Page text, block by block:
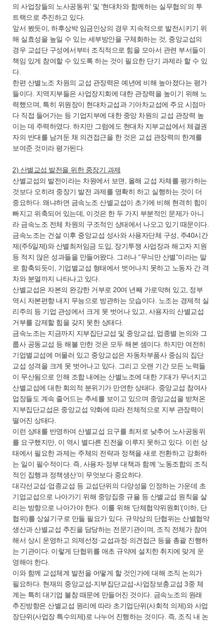
의 사업장들의 노사공동위’ 및 ‘현대차와 함께하는 실무협의’의 투
트랙으로 추진하고 있다.
앞서 봤듯이, 하후상박 임금인상의 경우 지속적으로 발전시키기 위
해 실효성을 높일 수 있는 세부방안을 구체화하는 것, 중앙교섭의
경우 교섭단 구성에서부터 조직적으로 힘을 모아서 관련 부서들이
책임 있게 참여할 수 있도록 하는 것이 필요한 단기 과제라 할 수 있
다.
한편 산별노조 차원의 교섭 관장력은 예년에 비해 높아졌다는 평가
들이다. 지역지부들은 사업장지회에 대한 관장력을 높이기 위해 노
력했으며, 특히 위원장이 현대차교섭과 기아차교섭에 주요 시점마
다 직접 들어가는 등 기업지부에 대한 중앙 차원의 교섭 관장력 높
이는 데 주력하였다. 하지만 그럼에도 현대차 지부교섭에서 체결권
자의 반대를 남겨둔 채 의견접근을 한 것은 교섭 관장력의 한계를
보여준 것이라 평가된다.
2) 산별교섭 발전을 위한 중장기 과제
산별교섭의 발전이라는 차원에서 보면, 올해 교섭 자체를 평가하는
것보다 오히려 중장기 발전 과제를 명확히 하고 실행하는 것이 더
중요하다. 왜냐하면 금속노조 산별교섭이 초기에 비해 현격히 힘이
빠지고 위축되어 있는데, 이것은 한 두 가지 부분적인 문제가 아니
라 금속노조 전체 차원의 구조적인 상태에서 나오고 있기 때문이다.
금속노조는 건설 이후 중앙교섭 성사와 사용자단체 구성, 주40시간
제(주5일제)와 산별최저임금 도입, 장기투쟁 사업장과 해고자 지원
등 적지 않은 성과들을 만들어왔다. 그러나 “무늬만 산별”이라는 말
로 함축되듯이, 기업별교섭 형태에서 벗어나지 못하고 노동자 간 격
차와 분열까지 나타나고 있다.
산별교섭은 자본의 완강한 거부로 20여 년째 가로막혀 있고, 정부
역시 자본편향 내지 무능으로 방관하는 모습이다. 노조는 경제적 실
리주의 등 기업 관성에서 크게 못 벗어나 있고, 사용자의 산별교섭
거부를 강제할 힘을 갖지 못한 상태다.
금속노조는 지금까지 지부집단교섭 및 중앙교섭, 업종별 논의와 그
룹사 공동교섭 등 해볼 만한 것은 모두 해본 셈이다. 하지만 여전히
기업별교섭에 머물러 있고 중앙교섭은 자동차부품사 중심의 집단
교섭 성격을 크게 못 벗어나고 있다. 그리고 오랜 기간 모든 노력들
이 무산됨으로 인해 조합 내에는 산별노조에 대한 기대가 무너지고
산별교섭에 대한 회의적 분위기가 만연한 상태다. 중앙교섭 참여사
업장들도 계속 줄어드는 추세를 보이고 있으며 중앙교섭을 받쳐온
지부집단교섭은 중앙교섭 약화에 따라 전체적으로 지부 관장력이
떨어진 상태다.
이런 상태를 반영하여 산별교섭 요구를 최저로 낮추어 노사공동위
를 요구했지만, 이 역시 별다른 진전을 이루지 못하고 있다. 이런 상
태에서 필요한 과제는 주체의 전략과 정책을 새로 전환하고 강화하
는 일이 필수적이다. 즉, 사용자·정부 대책과 함께 ‘노동조합의 조직
적인 집행과 정책생산’이 무엇보다 중요하다.
대각선교섭·업종교섭 등 교섭단위의 다양성을 인정하는 가운데 초
기업교섭으로 나아가기 위해 중앙집중 규율 등 산별교섭 원칙을 살
리는 방향으로 나아가야 한다. 이를 위해 ‘단체협약위원회’(이하, 단
협위)를 상설기구로 만들 필요가 있다. 규약상의 단협위는 산별협약
생산과 산별교섭 추진을 담당하는 전문기관이며, 조직 전체가 참여
해서 상시 운영하고 의제선정·교섭과정·의견접근 등을 총괄 진행하
는 기관이다. 이렇게 단협위를 애초 규약에 설치한 취지에 맞게 운
영해야 한다.
이와 함께 교섭체계 발전을 어떻게 할 것인가에 대해 조직 논의가
필요하다. 현재의 중앙교섭-지부집단교섭-사업장보충교섭 3중 체
계는 특히 대기업 불참 때문에 만들어진 것이다. 금속노조의 원래
추진방향은 산별교섭 원리에 따라 초기업단위(사회적 의제)와 사업
장단위(사업장 특수의제)로 나누어 진행하는 것이다. 즉, 조직 내 논